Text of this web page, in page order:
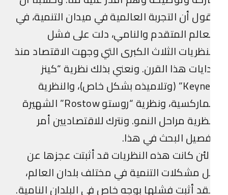
أن التجربة العالمية في ميدان التنمية، في
المتقدم والنامي، دلت على فشل
الثلاث الكبرى التي وجهت الاقتصاد منذ
هذا القرن. ونعني بذلك نظرية “كينز
Keynes” (وتلاميذه بشكل خاص)، والنظرية
الماركسية، ونظرية “روستو Rostow” الشهيرة
مراحل النمو. ونترك للاقتصاديين أمر
البحث في هذا.
كانت هذه النظريات قد أثبتت عجزها عن
مشكلات التنمية في مختلف بلدان العالم،
أثبت فشلها بوجه خاص في البلدان النامية.